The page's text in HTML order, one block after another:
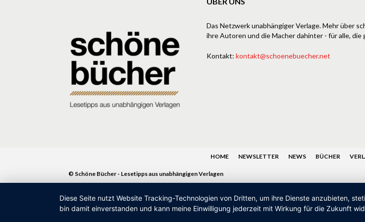
Das Netzwerk unabhängiger Verlage. Mehr über
ihre Autoren und die Macher dahinter - für alle, die
Kontakt: kontakt@schoenebuecher.net
HOME NEWSLETTER NEWS BÜCHER
© Schöne Bücher - Lesetipps aus unabhängigen Verlagen
Diese Seite nutzt Website Tracking-Technologien von Dritten, um ihre Dienste anzubieten,
bin damit einverstanden und kann meine Einwilligung jederzeit mit Wirkung für die Zukunft